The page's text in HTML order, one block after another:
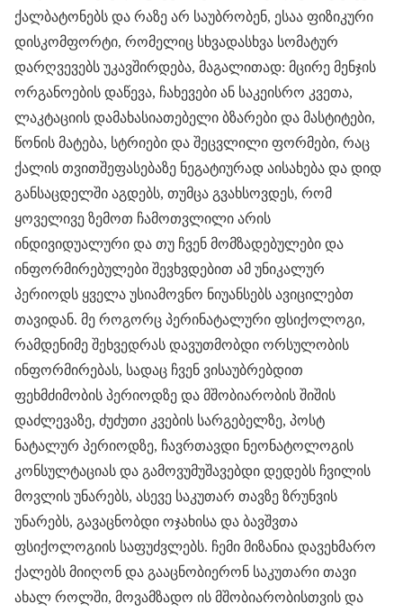
ქალბატონებს და რაზე არ საუბრობენ, ესაა ფიზიკური
დისკომფორტი, რომელიც სხვადასხვა სომატურ
დარღვევებს უკავშირდება, მაგალითად: მცირე მენჯის
ორგანოების დაწევა, ჩახევები ან საკეისრო კვეთა,
ლაკტაციის დამახასიათებელი ბზარები და მასტიტები,
წონის მატება, სტრიები და შეცვლილი ფორმები, რაც
ქალის თვითშეფასებაზე ნეგატიურად აისახება და დიდ
განსაცდელში აგდებს, თუმცა გვახსოვდეს, რომ
ყოველივე ზემოთ ჩამოთვლილი არის
ინდივიდუალური და თუ ჩვენ მომზადებულები და
ინფორმირებულები შევხვდებით ამ უნიკალურ
პერიოდს ყველა უსიამოვნო ნიუანსებს ავიცილებთ
თავიდან. მე როგორც პერინატალური ფსიქოლოგი,
რამდენიმე შეხვედრას დავუთმობდი ორსულობის
ინფორმირებას, სადაც ჩვენ ვისაუბრებდით
ფეხმძიმობის პერიოდზე და მშობიარობის შიშის
დაძლევაზე, ძუძუთი კვების სარგებელზე, პოსტ
ნატალურ პერიოდზე, ჩავრთავდი ნეონატოლოგის
კონსულტაციას და გამოვუმუშავებდი დედებს ჩვილის
მოვლის უნარებს, ასევე საკუთარ თავზე ზრუნვის
უნარებს, გავაცნობდი ოჯახისა და ბავშვთა
ფსიქოლოგიის საფუძვლებს. ჩემი მიზანია დავეხმარო
ქალებს მიიღონ და გააცნობიერონ საკუთარი თავი
ახალ როლში, მოვამზადო ის მშობიარობისთვის და